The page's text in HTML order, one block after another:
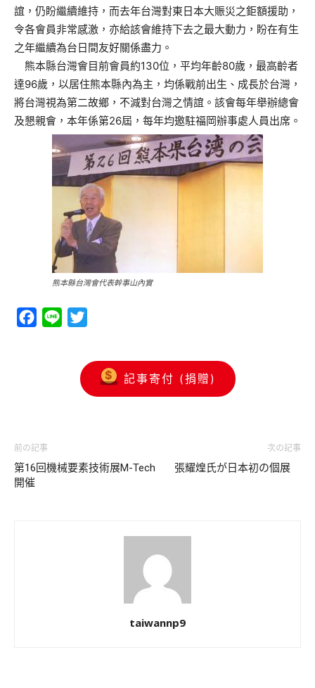
誼，仍盼繼續維持，而去年台灣對東日本大賑災之鉅額援助，
令各會員非常感激，亦給該會維持下去之最大動力，盼在有生
之年繼續為台日間友好關係盡力。
熊本縣台灣會目前會員約130位，平均年齡80歲，最高齡者
達96歲，以居住熊本縣內為主，均係戰前出生、成長於台灣，
將台灣視為第二故鄉，不減對台灣之情誼。該會每年舉辦總會
及懇親會，本年係第26屆，每年均邀駐福岡辦事處人員出席。
熊本縣台灣會代表幹事山內實
Facebook
Line
記事寄付 (捐贈)
前の記事
第16回機械要素技術展M-Tech
開催
次の記事
張耀煌氏が日本初の個展
taiwannp9